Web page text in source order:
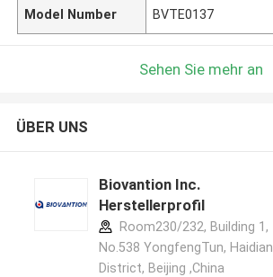
Model Number BVTE0137
Sehen Sie mehr an
ÜBER UNS
Biovantion Inc.
Herstellerprofil
Room230/232, Building 1,
No.538 YongfengTun, Haidian
District, Beijing ,China